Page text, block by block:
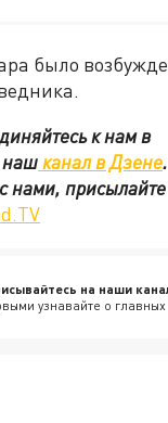
было
к нам в
нашканал в Дзене
нами,
на наши
узнавайте о